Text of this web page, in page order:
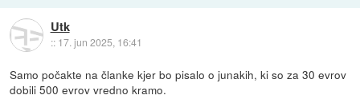
Utk
:: 17. jun 2025, 16:41
Samo počakte na članke kjer bo pisalo o junakih, ki so za 30 evrov
dobili 500 evrov vredno kramo.